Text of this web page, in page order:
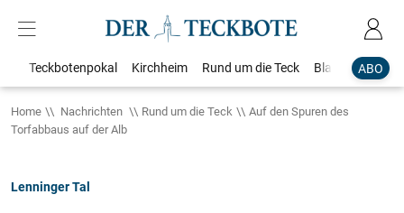
ABO
Teckbotenpokal Kirchheim Rund um die Teck Blaulicht
Home Nachrichten Rund um die Teck
Auf den Spuren des
Torfabbaus auf der Alb
Lenninger Tal